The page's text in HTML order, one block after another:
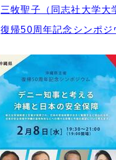
三牧聖子（同志社大学大
復帰50周年記念シンポ